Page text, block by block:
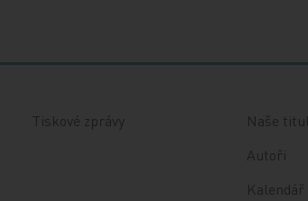
Tiskové zprávy
Naše
Autoři